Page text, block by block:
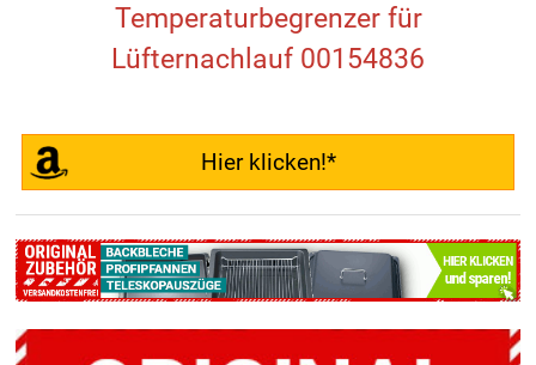
Temperaturbegrenzer für
Lüfternachlauf 00154836
Hier klicken!*